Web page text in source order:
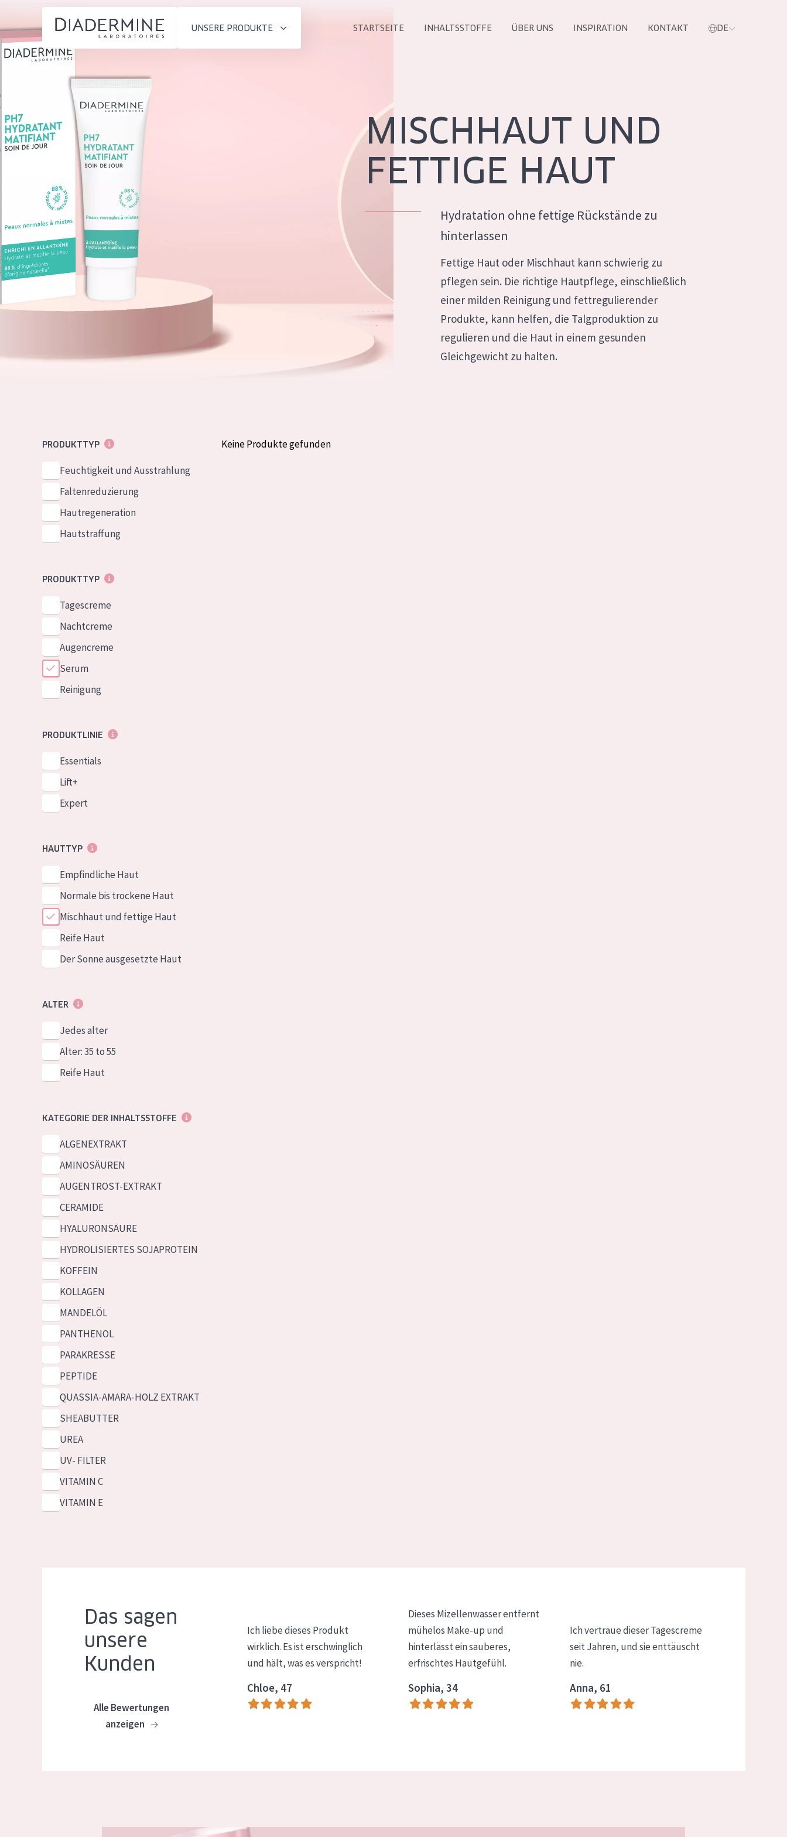
UNSERE PRODUKTE
PRODUKTTYP
Feuchtigkeit und
Ausstrahlung
Faltenreduzierung
Hautregeneration
Hautstraffung
Expert
Mischhaut und fettige
Haut
Reife Haut
Der Sonne ausgesetzte
ALTER
Jedes alter
Alter: 35 to 55
ALLE PRODUKTE
STARTSEITE INHALTSSTOFFE ÜBER UNS INSPIRATION KONTAKT DE
Startseite
inhaltsstoffe
Kontakt
French
German
Spanish
MISCHHAUT UND
FETTIGE HAUT
Hydratation ohne fettige Rückstände zu
hinterlassen
Fettige Haut oder Mischhaut kann schwierig zu
pflegen sein. Die richtige Hautpflege, einschließlich
einer milden Reinigung und fettregulierender
Produkte, kann helfen, die Talgproduktion zu
regulieren und die Haut in einem gesunden
Gleichgewicht zu halten.
PRODUKTTYP
Feuchtigkeit und Ausstrahlung
Faltenreduzierung
Hautregeneration
Hautstraffung
PRODUKTTYP
Tagescreme
Nachtcreme
Augencreme
Serum
Reinigung
PRODUKTLINIE
Essentials
Lift+
Expert
HAUTTYP
Empfindliche Haut
Normale bis trockene Haut
Mischhaut und fettige Haut
Reife Haut
Der Sonne ausgesetzte Haut
ALTER
Jedes alter
Alter: 35 to 55
Reife Haut
KATEGORIE DER INHALTSSTOFFE
ALGENEXTRAKT
AMINOSÄUREN
AUGENTROST-EXTRAKT
CERAMIDE
HYALURONSÄURE
HYDROLISIERTES SOJAPROTEIN
KOFFEIN
KOLLAGEN
MANDELÖL
PANTHENOL
PARAKRESSE
PEPTIDE
QUASSIA-AMARA-HOLZ EXTRAKT
SHEABUTTER
UREA
UV- FILTER
VITAMIN C
VITAMIN E
Keine Produkte gefunden
Das sagen
unsere
Kunden
Alle Bewertungen
anzeigen
Ich liebe dieses Produkt
wirklich. Es ist erschwinglich
und hält, was es verspricht!
Chloe, 47
Dieses Mizellenwasser entfernt
mühelos Make-up und
hinterlässt ein sauberes,
erfrischtes Hautgefühl.
Sophia, 34
Ich vertraue dieser Tagescreme
seit Jahren, und sie enttäuscht
nie.
Anna, 61